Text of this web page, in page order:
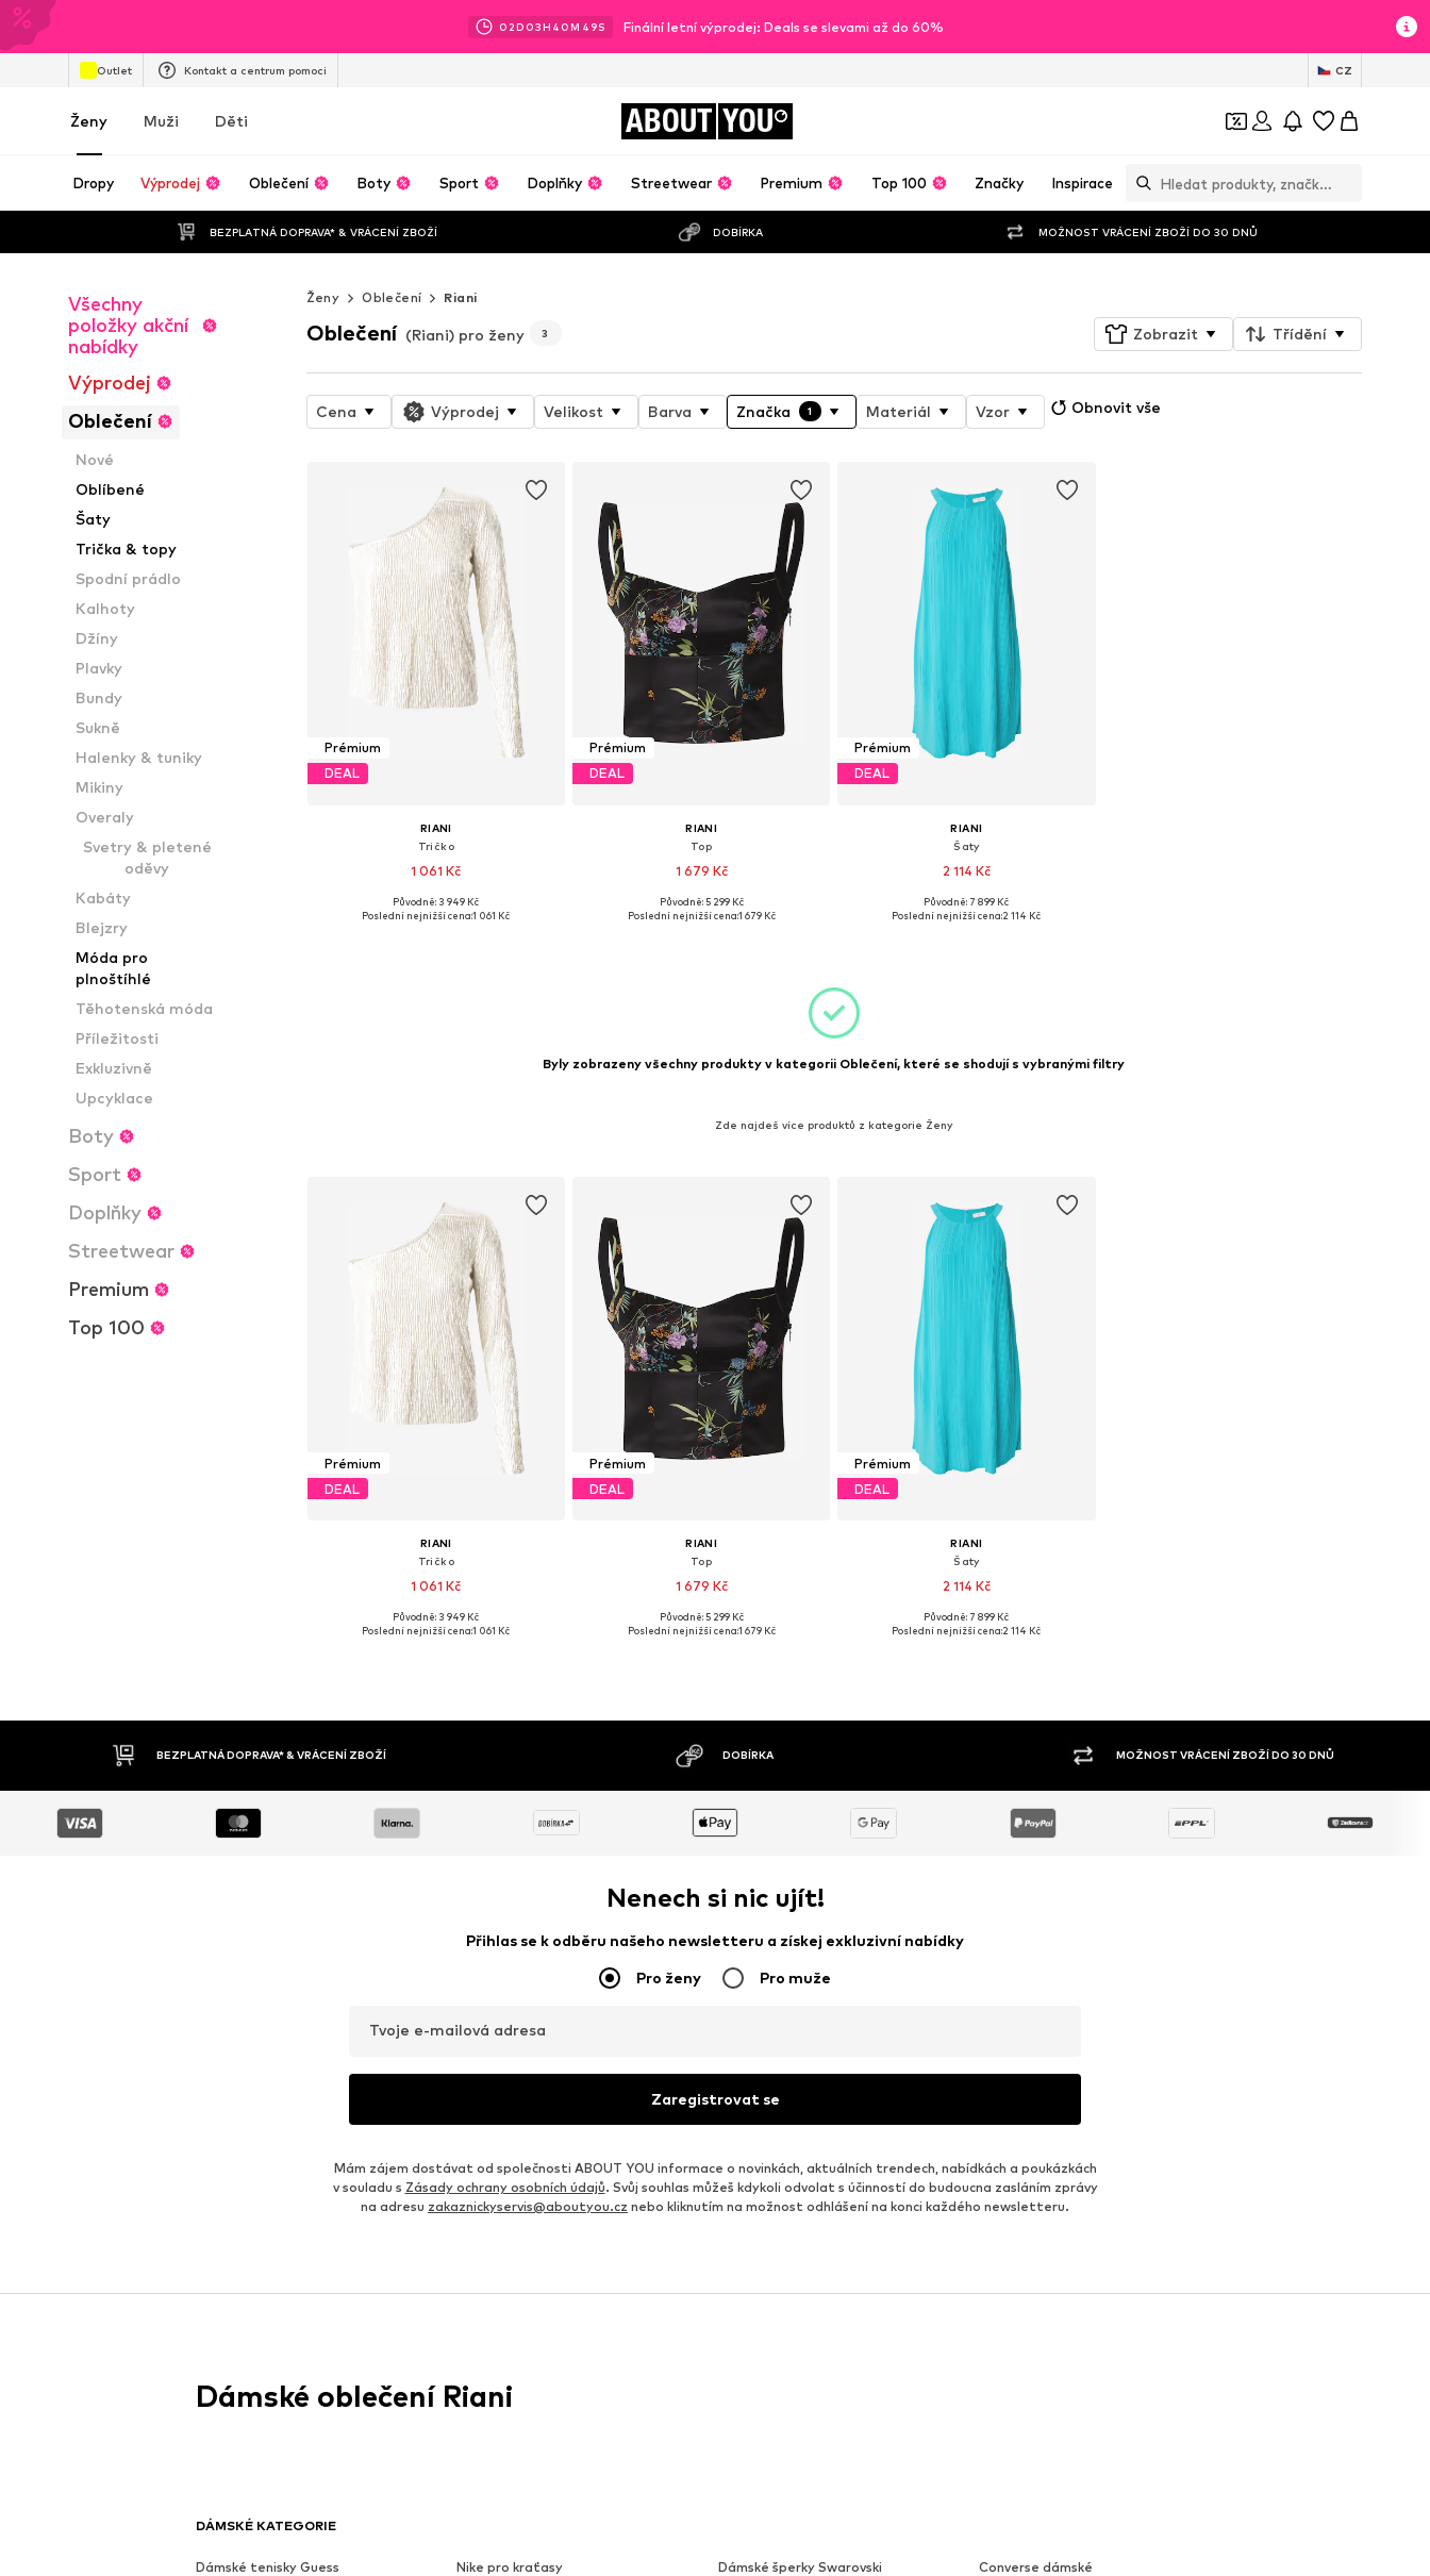
02D 03H 40M 48S Finální letní výprodej: Deals se slevami až do 60%
Outlet Kontakt a centrum pomoci CZ
Ženy Muži Děti ABOUT YOU
Dropy Výprodej Oblečení Boty Sport Doplňky Streetwear Premium Top 100 Značky Inspirace
BEZPLATNÁ DOPRAVA* & VRÁCENÍ ZBOŽÍ DOBÍRKA MOŽNOST VRÁCENÍ ZBOŽÍ DO 30 DNŮ
Všechny
položky akční
nabídky
Výprodej
Oblečení
Nové
Oblíbené
Šaty
Trička & topy
Spodní prádlo
Kalhoty
Džíny
Plavky
Bundy
Sukně
Halenky & tuniky
Mikiny
Overaly
Svetry & pletené
oděvy
Kabáty
Blejzry
Móda pro
plnoštíhlé
Těhotenská móda
Příležitosti
Exkluzivně
Upcyklace
Boty
Sport
Doplňky
Streetwear
Premium
Top 100
Ženy Oblečení Riani
Oblečení (Riani) pro ženy 3 Zobrazit Třídění
Cena Výprodej Velikost Barva Značka 1 Materiál Vzor Obnovit vše
Prémium
DEAL
RIANI
Tričko
1 061 Kč
Dostupné velikosti: S, L
Původně: 3 949 Kč
Poslední nejnižší cena:1 061 Kč
Prémium
DEAL
RIANI
Top
1 679 Kč
Dostupné velikosti: XS
Původně: 5 299 Kč
Poslední nejnižší cena:1 679 Kč
Prémium
DEAL
RIANI
Šaty
2 114 Kč
Dostupné velikosti: 38
Původně: 7 899 Kč
Poslední nejnižší cena:2 114 Kč
Byly zobrazeny všechny produkty v kategorii Oblečení, které se shodují s vybranými filtry
Zde najdeš více produktů z kategorie Ženy
Prémium
DEAL
RIANI
Tričko
1 061 Kč
Dostupné velikosti: S, L
Původně: 3 949 Kč
Poslední nejnižší cena:1 061 Kč
Prémium
DEAL
RIANI
Top
1 679 Kč
Dostupné velikosti: XS
Původně: 5 299 Kč
Poslední nejnižší cena:1 679 Kč
Prémium
DEAL
RIANI
Šaty
2 114 Kč
Dostupné velikosti: 38
Původně: 7 899 Kč
Poslední nejnižší cena:2 114 Kč
DOBÍRKA MOŽNOST VRÁCENÍ ZBOŽÍ DO 30 DNŮ VELKÝ SORTIMENT
Nenech si nic ujít!
Přihlas se k odběru našeho newsletteru a získej exkluzivní nabídky
Pro ženy Pro muže
Tvoje e-mailová adresa
Zaregistrovat se
Mám zájem dostávat od společnosti ABOUT YOU informace o novinkách, aktuálních trendech, nabídkách a poukázkách
v souladu s Zásady ochrany osobních údajů. Svůj souhlas můžeš kdykoli odvolat s účinností do budoucna zasláním zprávy
na adresu zakaznickyservis@aboutyou.cz nebo kliknutím na možnost odhlášení na konci každého newsletteru.
DÁMSKÉ KATEGORIE
Dámské tenisky Guess Nike pro kraťasy Dámské šperky Swarovski
Converse dámské
Dámské oblečení Riani